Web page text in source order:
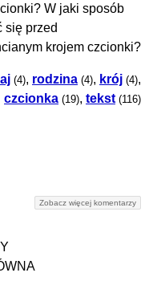
W jaki sposób
się przed
krojem czcionki?
(4), rodzina (4), krój (4),
czcionka (19), tekst (116)
Zobacz więcej komentarzy